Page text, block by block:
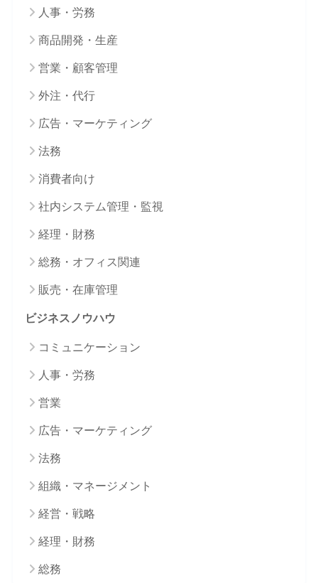
人事・労務
商品開発・生産
営業・顧客管理
外注・代行
広告・マーケティング
法務
消費者向け
社内システム管理・監視
経理・財務
総務・オフィス関連
販売・在庫管理
ビジネスノウハウ
コミュニケーション
人事・労務
営業
広告・マーケティング
法務
組織・マネージメント
経営・戦略
経理・財務
総務